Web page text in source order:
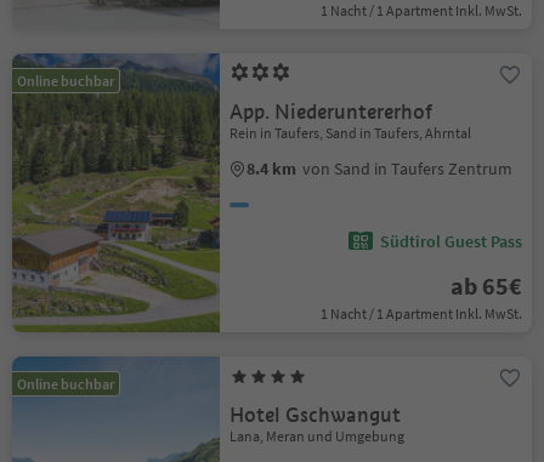
1 Nacht / 1 Apartment Inkl. MwSt.
Online buchbar
App. Niederuntererhof
Rein in Taufers, Sand in Taufers, Ahrntal
8.4 km von Sand in Taufers Zentrum
Südtirol Guest Pass
ab 65€
1 Nacht / 1 Apartment Inkl. MwSt.
Online buchbar
Hotel Gschwangut
Lana, Meran und Umgebung